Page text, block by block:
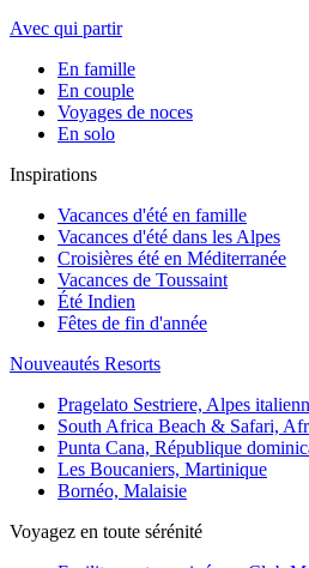
Avec qui partir
En famille
En couple
Voyages de noces
En solo
Inspirations
Vacances d'été en famille
Vacances d'été dans les Alpes
Croisières été en Méditerranée
Vacances de Toussaint
Été Indien
Fêtes de fin d'année
Nouveautés Resorts
Pragelato Sestriere, Alpes
South Africa Beach & Safari,
Punta Cana, République
Les Boucaniers, Martinique
Bornéo, Malaisie
Voyagez en toute sérénité